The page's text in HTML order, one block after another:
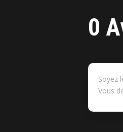
0
Soyez
Vous